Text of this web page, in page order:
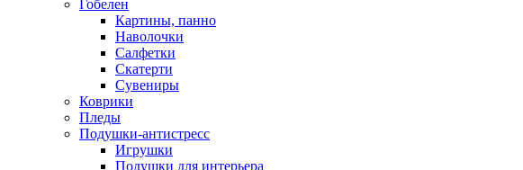
Гобелен
Картины, панно
Наволочки
Салфетки
Скатерти
Сувениры
Коврики
Пледы
Подушки-антистресс
Игрушки
Подушки для интерьера